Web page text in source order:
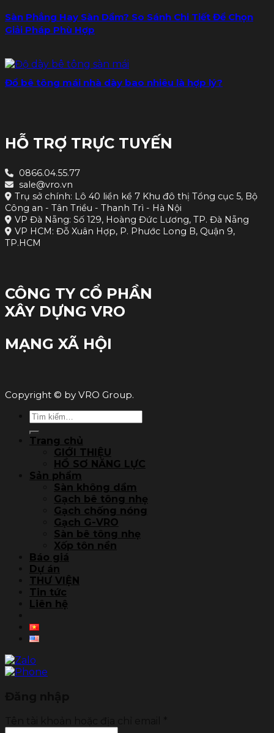
Sàn Phẳng Hay Sàn Dầm? So Sánh Chi Tiết Để Chọn
Giải Pháp Phù Hợp
Đổ bê tông mái nhà dày bao nhiêu là hợp lý?
HỖ TRỢ TRỰC TUYẾN
0866.04.55.77
sale@vro.vn
Trụ sở chính: Lô 40 liền kề 7 Khu đô thị Tổng cục 5, Bộ
Công an - Tân Triều - Thanh Trì - Hà Nội
VP Đà Nẵng: Số 129, Hoàng Đức Lương, TP. Đà Nẵng
VP HCM: Đỗ Xuân Hợp, P. Phước Long B, Quận 9,
TP.HCM
CÔNG TY CỔ PHẦN
XÂY DỰNG VRO
MẠNG XÃ HỘI
Copyright © by VRO Group.
Tìm
Trang chủ
GIỚI THIỆU
HỒ SƠ NĂNG LỰC
Sản phẩm
Sàn không dầm
Gạch bê tông nhẹ
Gạch chống nóng
Gạch G-VRO
Sàn bê tông nhẹ
Xốp tôn nền
Báo giá
Dự án
THƯ VIỆN
Tin tức
Liên hệ